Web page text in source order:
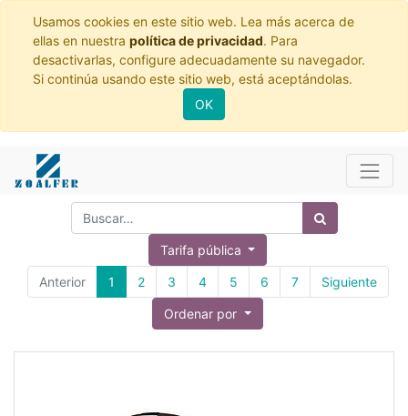
Usamos cookies en este sitio web. Lea más acerca de
ellas en nuestra política de privacidad. Para
desactivarlas, configure adecuadamente su navegador.
Si continúa usando este sitio web, está aceptándolas.
OK
Tarifa pública
Anterior 1 2 3 4 5 6 7 Siguiente
Ordenar por